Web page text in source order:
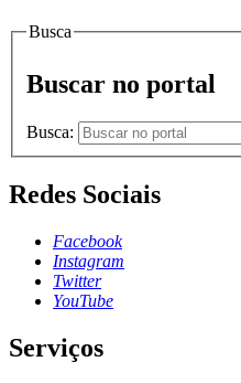
Busca
Buscar no portal
Busca:
Redes Sociais
Facebook
Instagram
Twitter
YouTube
Serviços